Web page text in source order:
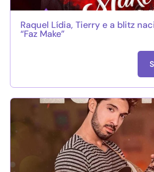
Raquel Lídia, Tierry e a blitz
“Faz Make”